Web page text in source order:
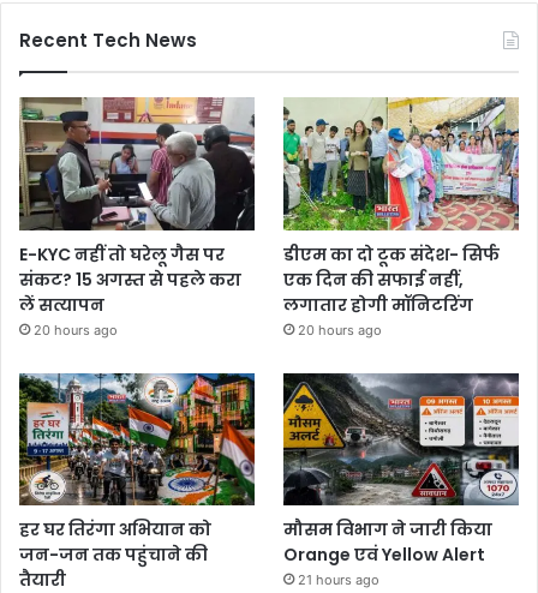
Recent Tech News
E-KYC नहीं तो घरेलू गैस पर
संकट? 15 अगस्त से पहले करा
लें सत्यापन
20 hours ago
डीएम का दो टूक संदेश- सिर्फ
एक दिन की सफाई नहीं,
लगातार होगी मॉनिटरिंग
20 hours ago
हर घर तिरंगा अभियान को
जन-जन तक पहुंचाने की
तैयारी
मौसम विभाग ने जारी किया
Orange एवं Yellow Alert
21 hours ago